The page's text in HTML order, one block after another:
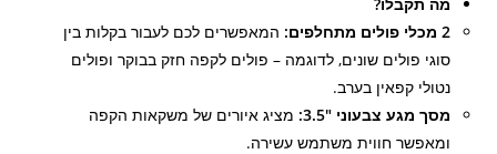
2 מכלי פולים מתחלפים:
המאפשרים לכם לעבור בקלות בין
סוגי פולים שונים, לדוגמה – פולים לקפה חזק בבוקר ופולים
נטולי קפאין בערב.
מסך מגע צבעוני "3.5:
מציג איורים של משקאות הקפה
ומאפשר חווית משתמש עשירה.